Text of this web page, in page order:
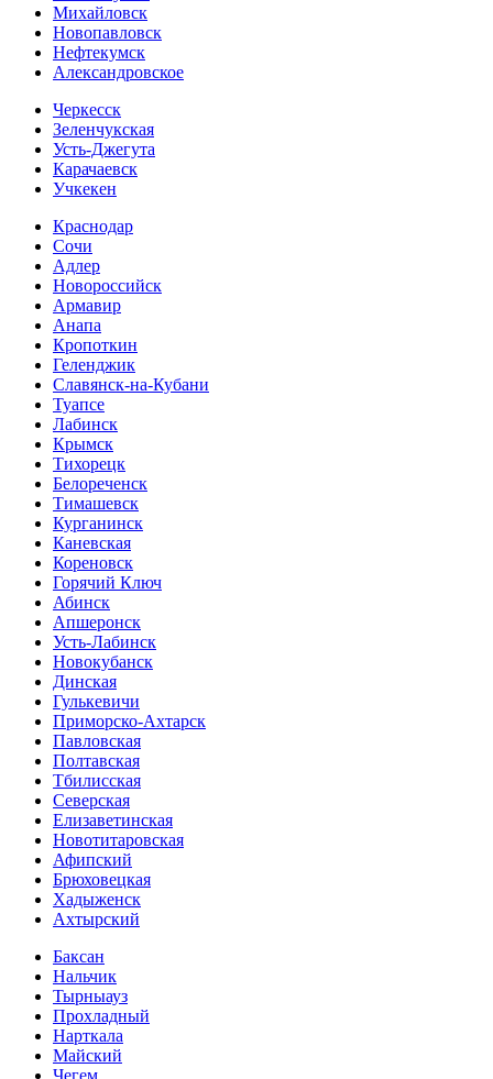
Михайловск
Новопавловск
Нефтекумск
Александровское
Черкесск
Зеленчукская
Усть-Джегута
Карачаевск
Учкекен
Краснодар
Сочи
Адлер
Новороссийск
Армавир
Анапа
Кропоткин
Геленджик
Славянск-на-Кубани
Туапсе
Лабинск
Крымск
Тихорецк
Белореченск
Тимашевск
Курганинск
Каневская
Кореновск
Горячий Ключ
Абинск
Апшеронск
Усть-Лабинск
Новокубанск
Динская
Гулькевичи
Приморско-Ахтарск
Павловская
Полтавская
Тбилисская
Северская
Елизаветинская
Новотитаровская
Афипский
Брюховецкая
Хадыженск
Ахтырский
Баксан
Нальчик
Тырныауз
Прохладный
Нарткала
Майский
Чегем